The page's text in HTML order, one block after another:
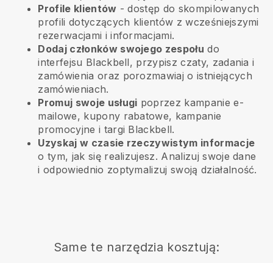
Profile klientów - dostęp do skompilowanych
profili dotyczących klientów z wcześniejszymi
rezerwacjami i informacjami.
Dodaj członków swojego zespołu do
interfejsu Blackbell, przypisz czaty, zadania i
zamówienia oraz porozmawiaj o istniejących
zamówieniach.
Promuj swoje usługi poprzez kampanie e-
mailowe, kupony rabatowe, kampanie
promocyjne i targi Blackbell.
Uzyskaj w czasie rzeczywistym informacje
o tym, jak się realizujesz. Analizuj swoje dane
i odpowiednio zoptymalizuj swoją działalność.
Same te narzędzia kosztują: